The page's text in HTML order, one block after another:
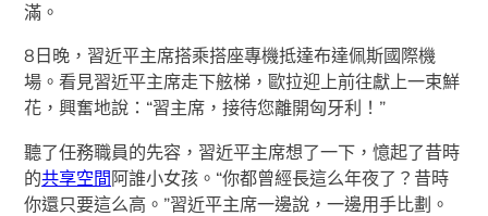
滿。
8日晚，習近平主席搭乘搭座專機抵達布達佩斯國際機
場。看見習近平主席走下舷梯，歐拉迎上前往獻上一束鮮
花，興奮地說：“習主席，接待您離開匈牙利！”
聽了任務職員的先容，習近平主席想了一下，憶起了昔時
的共享空間阿誰小女孩。“你都曾經長這么年夜了？昔時
你還只要這么高。”習近平主席一邊說，一邊用手比劃。